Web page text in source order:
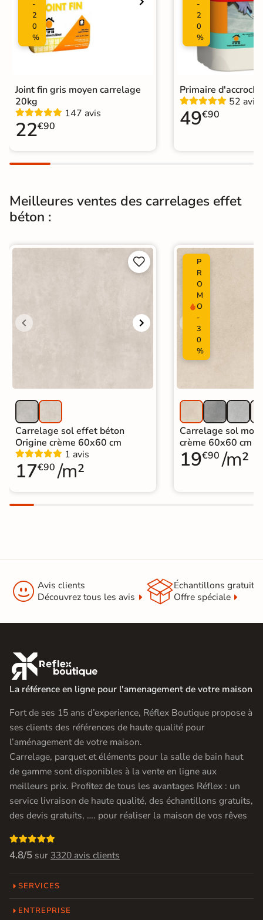
Pièce humides
Plancher
Conditionnement Boite
Choix
Normes Certification CE
Origine
Carrelage effet béton ciré|
Carrelage Beige
Carrelage 30x60 cm
Carrelage intérieur / extérieur
Carrelage sol cuisine|
Carrelage salon moderne
Carrelage Chambre
Carrelage WC
-
2
0
%
Joint fin gris moyen carrelage
20kg
147 avis
22€90
-
2
0
%
Primaire
52 avis
49€90
Meilleures ventes des carrelages effet
béton :


Carrelage sol effet béton
Origine crème 60x60 cm
1 avis
17€90 /m²
P
R
O
M
O
-
3
0
%
Carrelage sol
crème 60x60 cm
19€90 /m²
 Avis clients
Découvrez tous les avis
Échantillons gratuit
Offre spéciale

La référence en ligne pour l'amenagement de votre maison
Fort de ses 15 ans d’experience, Réflex Boutique propose à
ses clients des références de haute qualité pour
l’aménagement de votre maison.
Carrelage, parquet et éléments pour la salle de bain haut
de gamme sont disponibles à la vente en ligne aux
meilleurs prix. Profitez de tous les avantages Réflex : un
service livraison de haute qualité, des échantillons gratuits,
des devis gratuits, …. pour réaliser la maison de vos rêves

4.8/5 sur 3320 avis clients
SERVICES
ENTREPRISE